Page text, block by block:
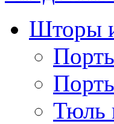
Шторы
Тюль